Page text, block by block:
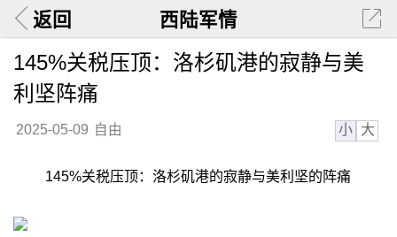
返回 西陆军情
145%关税压顶：洛杉矶港的寂静与美
利坚阵痛
2025-05-09 自由 小 大
145%关税压顶：洛杉矶港的寂静与美利坚的阵痛